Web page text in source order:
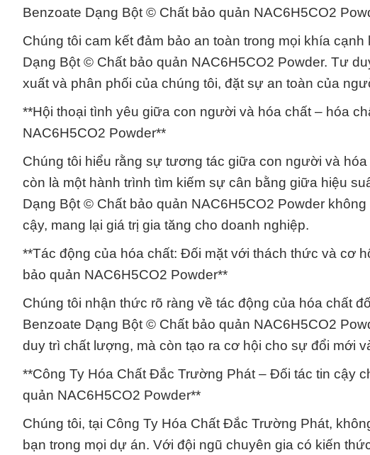
Benzoate Dạng Bột © Chất bảo quản NAC6H5CO2
Chúng tôi cam kết đảm bảo an toàn trong mọi khía
Dạng Bột © Chất bảo quản NAC6H5CO2 Powder. Tư
xuất và phân phối của chúng tôi, đặt sự an toàn của
**Hội thoại tình yêu giữa con người và hóa chất – hóa
NAC6H5CO2 Powder**
Chúng tôi hiểu rằng sự tương tác giữa con người và
còn là một hành trình tìm kiếm sự cân bằng giữa hiệu
Dạng Bột © Chất bảo quản NAC6H5CO2 Powder
cậy, mang lại giá trị gia tăng cho doanh nghiệp.
**Tác động của hóa chất: Đối mặt với thách thức và cơ
bảo quản NAC6H5CO2 Powder**
Chúng tôi nhận thức rõ ràng về tác động của hóa chất
Benzoate Dạng Bột © Chất bảo quản NAC6H5CO2
duy trì chất lượng, mà còn tạo ra cơ hội cho sự đổi mới
**Công Ty Hóa Chất Đắc Trường Phát – Đối tác tin cậy
quản NAC6H5CO2 Powder**
Chúng tôi, tại Công Ty Hóa Chất Đắc Trường Phát,
bạn trong mọi dự án. Với đội ngũ chuyên gia có kiến